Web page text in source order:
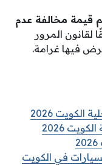
قيمة مخالفة عدم
لقانون المرور
فيها غرامة.
2026
2026
في الكويت